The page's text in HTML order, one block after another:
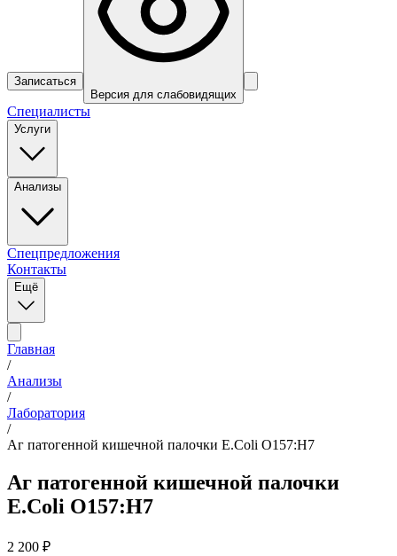
Записаться
Версия для слабовидящих
Специалисты
Услуги
Анализы
Спецпредложения
Контакты
Ещё
Главная
/
Анализы
/
Лаборатория
/
Аг патогенной кишечной палочки E.Coli O157:H7
Аг патогенной кишечной палочки
E.Coli O157:H7
2 200 ₽